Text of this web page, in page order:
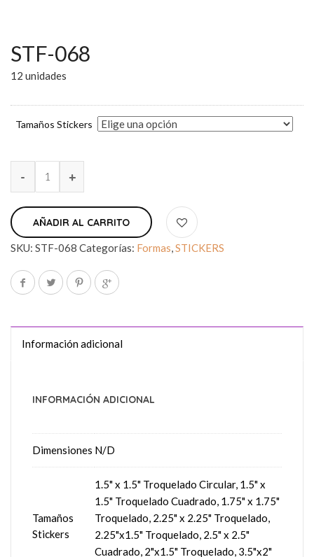
STF-068
12 unidades
Tamaños Stickers
AÑADIR AL CARRITO
SKU: STF-068 Categorías: Formas,STICKERS
Información adicional
INFORMACIÓN ADICIONAL
Dimensiones N/D
Tamaños
Stickers
1.5" x 1.5" Troquelado Circular, 1.5" x
1.5" Troquelado Cuadrado, 1.75" x 1.75"
Troquelado, 2.25" x 2.25" Troquelado,
2.25"x1.5" Troquelado, 2.5" x 2.5"
Cuadrado, 2"x1.5" Troquelado, 3.5"x2"